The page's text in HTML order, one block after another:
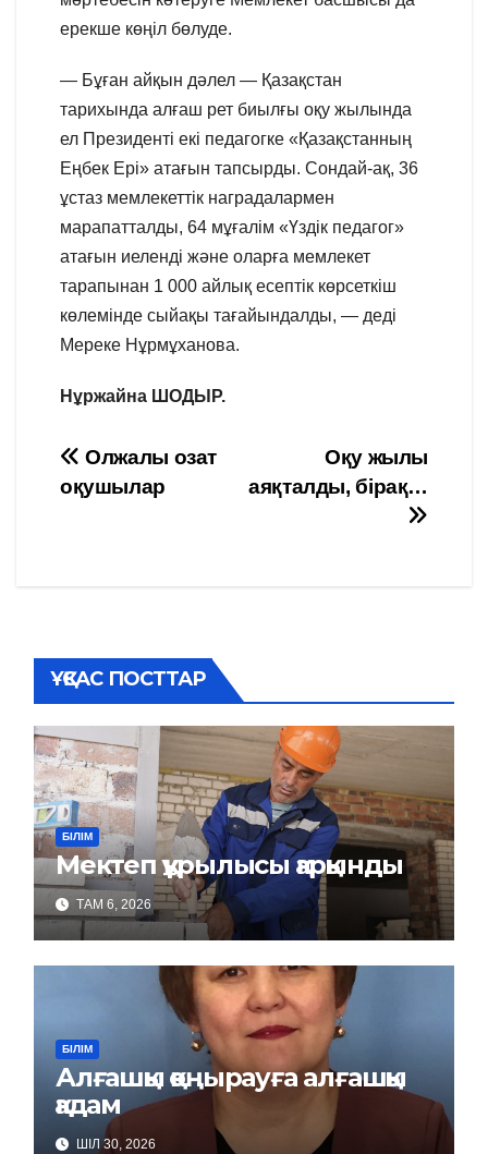
ерекше көңіл бөлуде.
— Бұған айқын дәлел — Қазақстан
тарихында алғаш рет биылғы оқу жылында
ел Президенті екі педагогке «Қазақстанның
Еңбек Ері» атағын тапсырды. Сондай-ақ, 36
ұстаз мемлекеттік наградалармен
марапатталды, 64 мұғалім «Үздік педагог»
атағын иеленді және оларға мемлекет
тарапынан 1 000 айлық есептік көрсеткіш
көлемінде сыйақы тағайындалды, — деді
Мереке Нұрмұханова.
Нұржайна ШОДЫР.
Навигация
по
Оқу жылы
аяқталды, бірақ…
Олжалы озат
оқушылар
ҰҚСАС ПОСТТАР
БІЛІМ
Мектеп құрылысы қарқынды
ТАМ 6, 2026
БІЛІМ
Алғашқы қоңырауға алғашқы
қадам
ШІЛ 30, 2026